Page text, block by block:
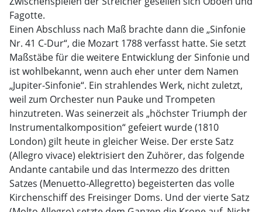
Fagotte.
Einen Abschluss nach Maß brachte dann die „Sinfonie
Nr. 41 C-Dur“, die Mozart 1788 verfasst hatte. Sie setzt
Maßstäbe für die weitere Entwicklung der Sinfonie und
ist wohlbekannt, wenn auch eher unter dem Namen
„Jupiter-Sinfonie“. Ein strahlendes Werk, nicht zuletzt,
weil zum Orchester nun Pauke und Trompeten
hinzutreten. Was seinerzeit als „höchster Triumph der
Instrumentalkomposition“ gefeiert wurde (1810
London) gilt heute in gleicher Weise. Der erste Satz
(Allegro vivace) elektrisiert den Zuhörer, das folgende
Andante cantabile und das Intermezzo des dritten
Satzes (Menuetto-Allegretto) begeisterten das volle
Kirchenschiff des Freisinger Doms. Und der vierte Satz